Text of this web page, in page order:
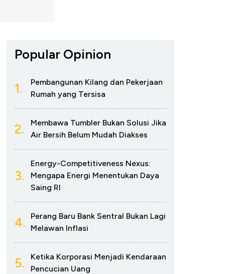
Popular Opinion
1.
Pembangunan Kilang dan Pekerjaan
Rumah yang Tersisa
2.
Membawa Tumbler Bukan Solusi Jika
Air Bersih Belum Mudah Diakses
3.
Energy-Competitiveness Nexus:
Mengapa Energi Menentukan Daya
Saing RI
4.
Perang Baru Bank Sentral Bukan Lagi
Melawan Inflasi
5.
Ketika Korporasi Menjadi Kendaraan
Pencucian Uang